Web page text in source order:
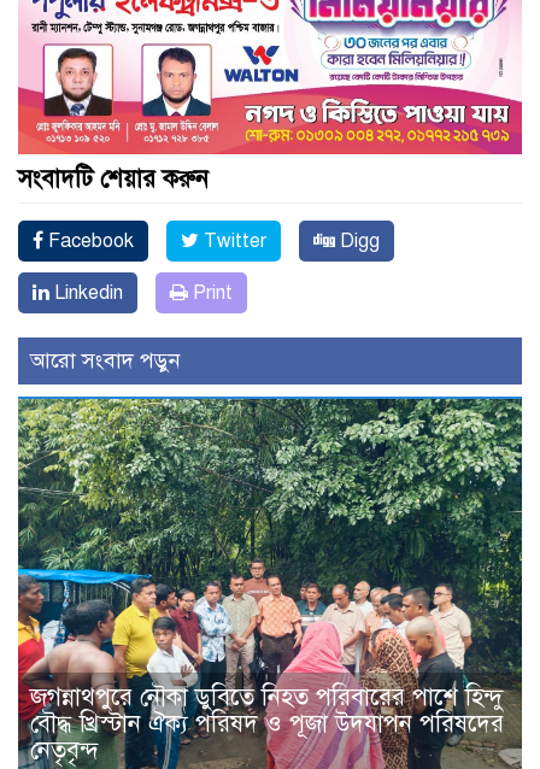
সংবাদটি শেয়ার করুন
Facebook Twitter Digg
Linkedin Print
আরো সংবাদ পড়ুন
জগন্নাথপুরে নৌকা ডুবিতে নিহত পরিবারের পাশে হিন্দু
বৌদ্ধ খ্রিস্টান ঐক্য পরিষদ ও পূজা উদযাপন পরিষদের
নেতৃবৃন্দ